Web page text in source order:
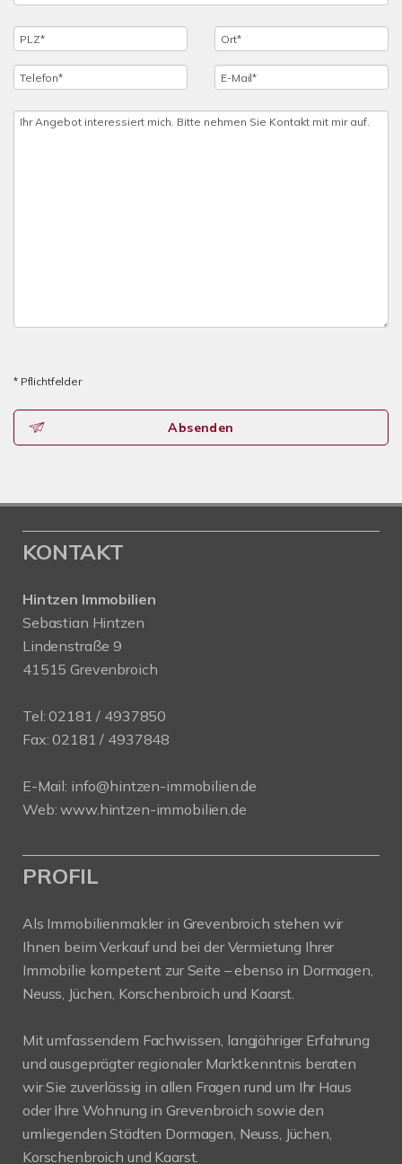
* Pflichtfelder
Absenden
KONTAKT
Hintzen Immobilien
Sebastian Hintzen
Lindenstraße 9
41515 Grevenbroich
Tel:02181 / 4937850
Fax: 02181 / 4937848
E-Mail: info@hintzen-immobilien.de
Web:www.hintzen-immobilien.de
PROFIL
Als Immobilienmakler in Grevenbroich stehen wir
Ihnen beim Verkauf und bei der Vermietung Ihrer
Immobilie kompetent zur Seite – ebenso in Dormagen,
Neuss, Jüchen, Korschenbroich und Kaarst.
Mit umfassendem Fachwissen, langjähriger Erfahrung
und ausgeprägter regionaler Marktkenntnis beraten
wir Sie zuverlässig in allen Fragen rund um Ihr Haus
oder Ihre Wohnung in Grevenbroich sowie den
umliegenden Städten Dormagen, Neuss, Jüchen,
Korschenbroich und Kaarst.